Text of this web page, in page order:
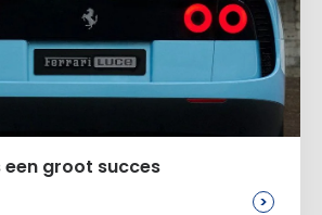
een groot succes
>